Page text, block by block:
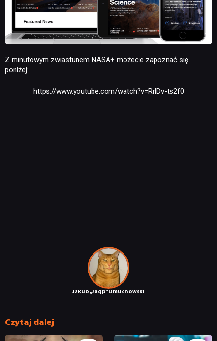
RETRO
TECHNOLOGIE
Jakub „Jaqp” Dmuchowski
Z minutowym zwiastunem NASA+ możecie zapoznać się
poniżej:
https://www.youtube.com/watch?v=RrlDv-ts2f0
Czytaj dalej